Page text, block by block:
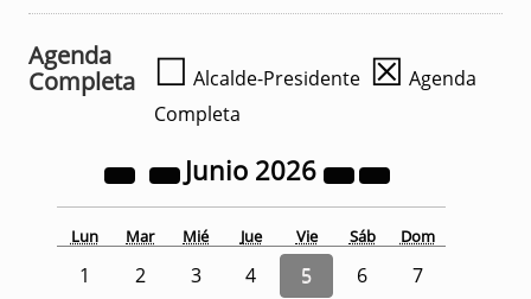
Agenda
Completa
☐ Alcalde-Presidente ☒ Agenda
Completa
Junio 2026
Lun Mar Mié Jue Vie Sáb Dom
1 2 3 4 5 6
7